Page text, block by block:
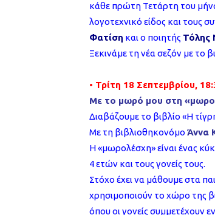
κάθε πρώτη Τετάρτη του
λογοτεχνικό είδος και τους
Φατίση και ο ποιητής Τόλης
Ξεκινάμε τη νέα σεζόν με το
• Τρίτη 18 Σεπτεμβρίου,
Με το μωρό μου στη
Διαβάζουμε το βιβλίο «Η
Με τη βιβλιοθηκονόμο Άννα
Η «μωρολέσχη» είναι ένας
4 ετών και τους γονείς τους.
Στόχο έχει να μάθουμε στα
χρησιμοποιούν το χώρο της
όπου οι γονείς συμμετέχουν